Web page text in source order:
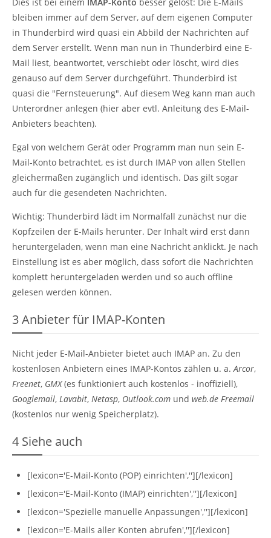
bleiben immer auf dem Server, auf dem eigenen Computer
in Thunderbird wird quasi ein Abbild der Nachrichten auf
dem Server erstellt. Wenn man nun in Thunderbird eine E-
Mail liest, beantwortet, verschiebt oder löscht, wird dies
genauso auf dem Server durchgeführt. Thunderbird ist
quasi die "Fernsteuerung". Auf diesem Weg kann man auch
Unterordner anlegen (hier aber evtl. Anleitung des E-Mail-
Anbieters beachten).
Egal von welchem Gerät oder Programm man nun sein E-
Mail-Konto betrachtet, es ist durch IMAP von allen Stellen
gleichermaßen zugänglich und identisch. Das gilt sogar
auch für die gesendeten Nachrichten.
Wichtig: Thunderbird lädt im Normalfall zunächst nur die
Kopfzeilen der E-Mails herunter. Der Inhalt wird erst dann
heruntergeladen, wenn man eine Nachricht anklickt. Je nach
Einstellung ist es aber möglich, dass sofort die Nachrichten
komplett heruntergeladen werden und so auch offline
gelesen werden können.
3Anbieter für IMAP-Konten
Nicht jeder E-Mail-Anbieter bietet auch IMAP an. Zu den
kostenlosen Anbietern eines IMAP-Kontos zählen u. a.Arcor,
Freenet, GMX(es funktioniert auch kostenlos - inoffiziell),
Googlemail, Lavabit, Netasp, Outlook.com und web.de Freemail
(kostenlos nur wenig Speicherplatz).
4 Siehe auch
[lexicon='E-Mail-Konto (POP) einrichten',''][/lexicon]
[lexicon='E-Mail-Konto (IMAP) einrichten',''][/lexicon]
[lexicon='Spezielle manuelle Anpassungen',''][/lexicon]
[lexicon='E-Mails aller Konten abrufen',''][/lexicon]